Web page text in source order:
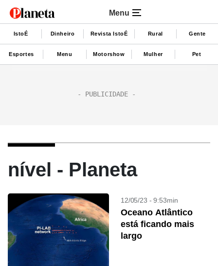
Menu
IstoÉ Dinheiro Revista IstoÉ Rural Gente
Esportes Menu Motorshow Mulher Pet
nível - Planeta
12/05/23 - 9:53min
Oceano Atlântico
está ficando mais
largo